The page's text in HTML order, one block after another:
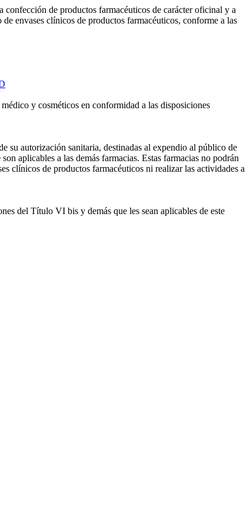
de productos farmacéuticos de carácter oficinal y a
envases clínicos de productos farmacéuticos, conforme a las
y cosméticos en conformidad a las disposiciones
su autorización sanitaria, destinadas al expendio al público de
aplicables a las demás farmacias. Estas farmacias no podrán
clínicos de productos farmacéuticos ni realizar las actividades a
del Título VI bis y demás que les sean aplicables de este